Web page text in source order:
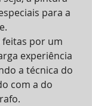
para a
por um
experiência
a técnica do
com a do